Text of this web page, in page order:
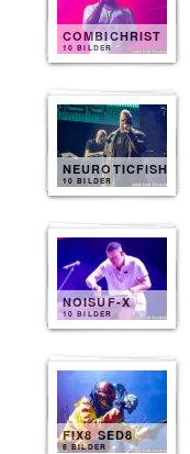
COMBICHRIST
10 BILDER
NEUROTICFISH
10 BILDER
NOISUF-X
10 BILDER
FIX8 SED8
8 BILDER